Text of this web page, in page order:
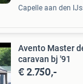
Capelle aan den
Avento Master
caravan bj '91
€ 2.750,-